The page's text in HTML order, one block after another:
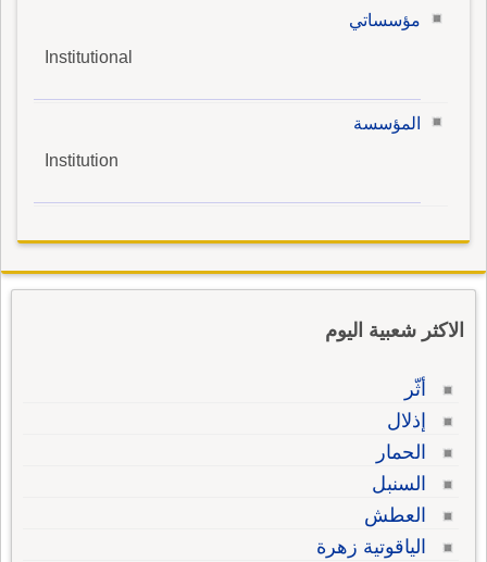
مؤسساتي
Institutional
المؤسسة
Institution
الاكثر شعبية اليوم
أثّر
إذلال
الحمار
السنبل
العطش
الياقوتية زهرة